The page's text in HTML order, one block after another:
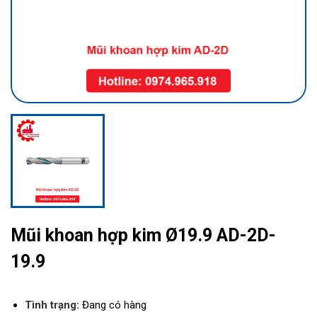
Mũi khoan hợp kim Ø19.9 AD-2D-
19.9
Tình trạng: Đang có hàng